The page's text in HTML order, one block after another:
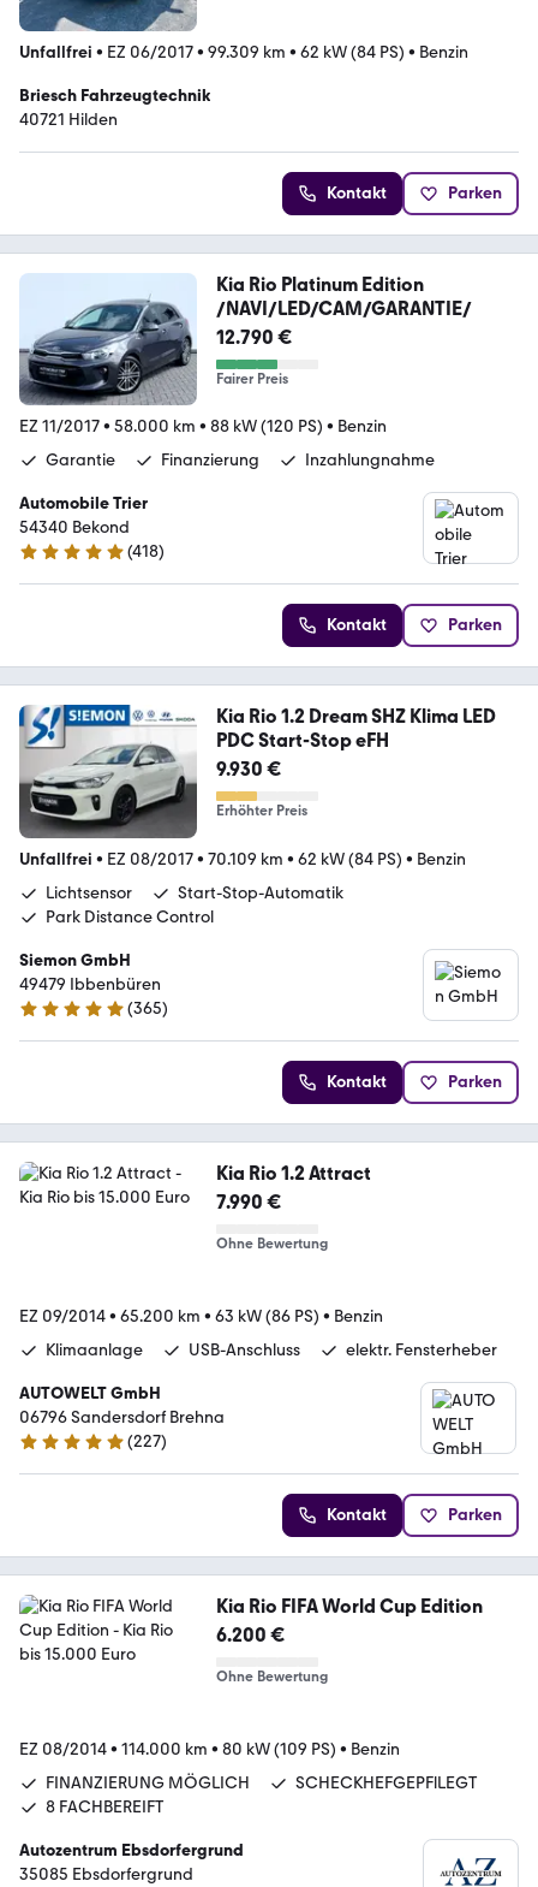
Unfallfrei • EZ 06/2017• 99.309 km • 62 kW (84 PS) • Benzin
Briesch Fahrzeugtechnik
40721 Hilden
Kontakt Parken
Kia Rio Platinum Edition
/NAVI/LED/CAM/GARANTIE/
12.790 €
Fairer Preis
EZ 11/2017• 58.000 km • 88 kW (120 PS) • Benzin
Garantie
Finanzierung Inzahlungnahme
Automobile Trier
54340 Bekond
4.9 Sterne
(418)
Kontakt Parken
Kia Rio 1.2 Dream SHZ Klima LED
PDC Start-Stop eFH
9.930 €
Erhöhter Preis
Unfallfrei • EZ 08/2017• 70.109 km • 62 kW (84 PS) • Benzin
Lichtsensor
Start-Stop-Automatik
Park Distance Control
Siemon GmbH
49479 Ibbenbüren
4.8 Sterne
(365)
Kontakt Parken
Kia Rio 1.2 Attract
7.990 €
Ohne Bewertung
EZ 09/2014• 65.200 km • 63 kW (86 PS) • Benzin
Klimaanlage
USB-Anschluss elektr. Fensterheber
AUTOWELT GmbH
06796 Sandersdorf Brehna
4.8 Sterne
(227)
Kontakt Parken
Kia Rio FIFA World Cup Edition
6.200 €
Ohne Bewertung
EZ 08/2014• 114.000 km • 80 kW (109 PS) • Benzin
FINANZIERUNG MÖGLICH
SCHECKHEFGEPFlLEGT
8 FACHBEREIFT
Autozentrum Ebsdorfergrund
35085 Ebsdorfergrund